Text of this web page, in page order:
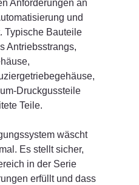
Anforderungen an
und
Typische Bauteile
Antriebsstrangs,
Druckgussteile
Teile.
wäscht
Es stellt sicher,
in der Serie
erfüllt und dass